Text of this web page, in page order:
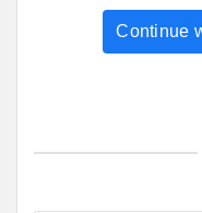
Continue